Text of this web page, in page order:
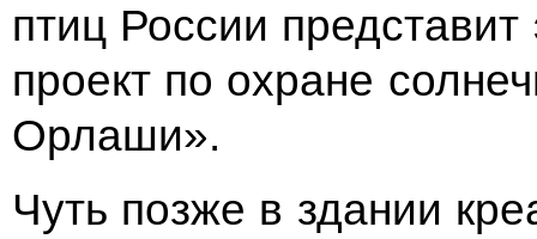
птиц России представит
проект по охране
Орлаши».
Чуть позже в здании